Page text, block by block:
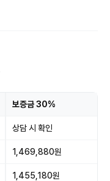
보증금 30%
상담 시 확인
1,469,880원
1,455,180원